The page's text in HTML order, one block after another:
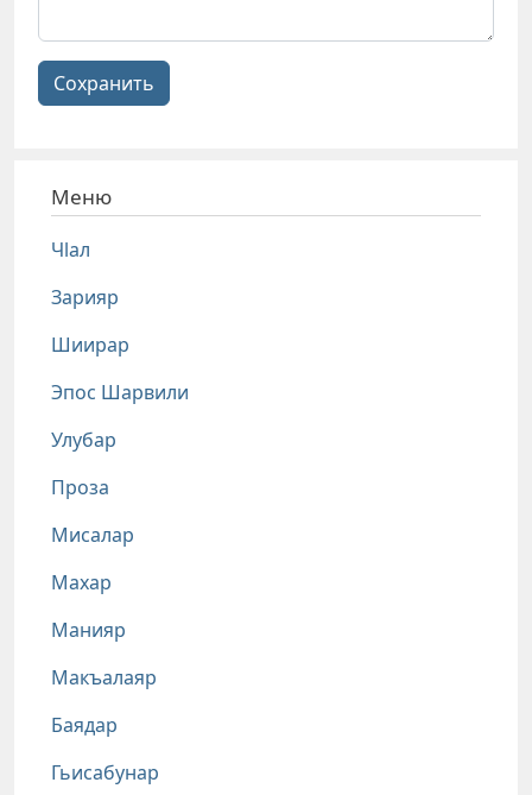
Сохранить
Меню
Чlал
Зарияр
Шиирар
Эпос Шарвили
Улубар
Проза
Мисалар
Махар
Манияр
Макъалаяр
Баядар
Гьисабунар